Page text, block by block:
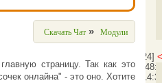
[20:47:24]
<Ботинок>Гость915: Даров!
<Ботинок>Гость841: Здарово!
Скачать Чат » Модули
страницу. Так как это
онлайна" - это оно. Хотите